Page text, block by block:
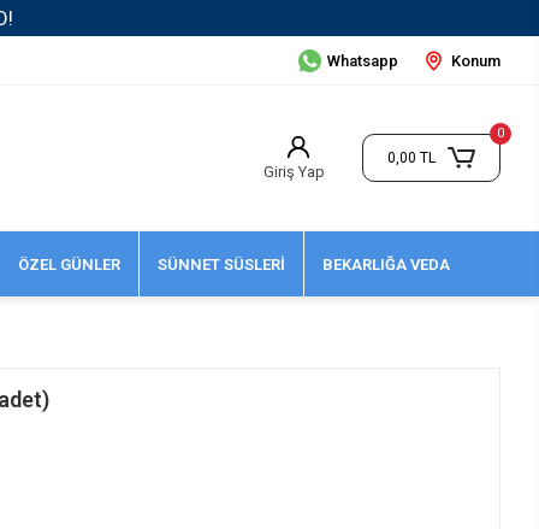
Kargo Ücretsiz!
Whatsapp Konum
Giriş Yap
0
0,00 TL
ÖZEL GÜNLER SÜNNET SÜSLERİ BEKARLIĞA VEDA